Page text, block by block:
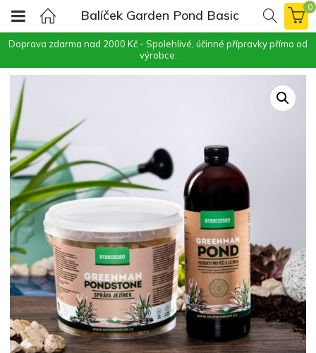
Doprava zdarma nad 2000 Kč - Spolehlivé, účinné přípravky přímo od
výrobce.
Balíček Garden Pond Basic
0